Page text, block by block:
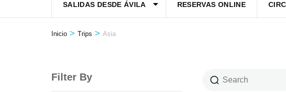
SALIDAS DESDE ÁVILA RESERVAS ONLINE
Inicio > Trips > Asia
Filter By